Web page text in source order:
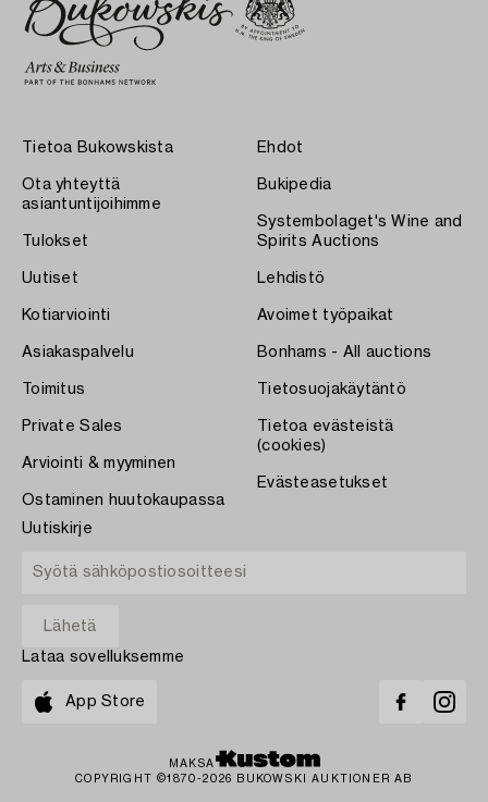
Tietoa Bukowskista
Ota yhteyttä
asiantuntijoihimme
Tulokset
Uutiset
Kotiarviointi
Asiakaspalvelu
Toimitus
Private Sales
Arviointi & myyminen
Ostaminen huutokaupassa
Ehdot
Bukipedia
Systembolaget's Wine and
Spirits Auctions
Lehdistö
Avoimet työpaikat
Bonhams - All auctions
Tietosuojakäytäntö
Tietoa evästeistä
(cookies)
Evästeasetukset
Uutiskirje
Lataa sovelluksemme
App Store
MAKSA
COPYRIGHT ©1870-2026 BUKOWSKI AUKTIONER AB